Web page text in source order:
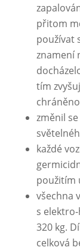
přitom
používat
znamení
tím
změnil
každé
použitím
všechna
s
320 kg.
celková